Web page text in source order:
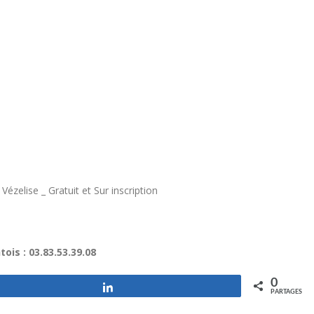
_ Gratuit et Sur inscription
: 03.83.53.39.08
0
PARTAGES